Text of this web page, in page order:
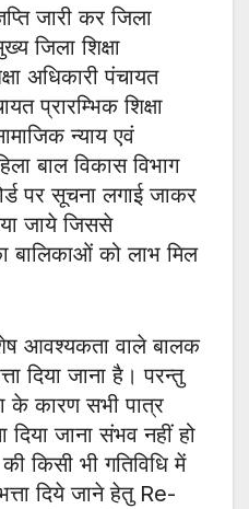
जारी कर जिला
जिला शिक्षा
अधिकारी पंचायत
प्रारम्भिक शिक्षा
न्याय एवं
बाल विकास विभाग
पर सूचना लगाई जाकर
जाये जिससे
बालिकाओं को लाभ मिल
आवश्यकता वाले बालक
दिया जाना है। परन्तु
के कारण सभी पात्र
जाना संभव नहीं हो
की किसी भी गतिविधि में
दिये जाने हेतु Re-